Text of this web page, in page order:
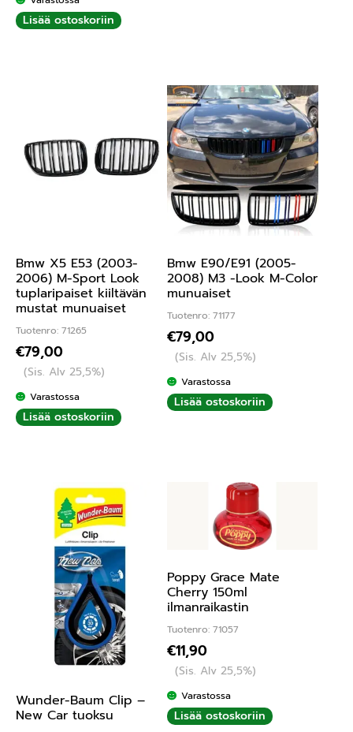
Lisää ostoskoriin
Bmw X5 E53 (2003-
2006) M-Sport Look
tuplaripaiset kiiltävän
mustat munuaiset
Tuotenro: 71265
€79,00
(Sis. Alv 25,5%)
Varastossa
Lisää ostoskoriin
Bmw E90/E91 (2005-
2008) M3 -Look M-Color
munuaiset
Tuotenro: 71177
€79,00
(Sis. Alv 25,5%)
Varastossa
Lisää ostoskoriin
Wunder-Baum Clip –
New Car tuoksu
Poppy Grace Mate
Cherry 150ml
ilmanraikastin
Tuotenro: 71057
€11,90
(Sis. Alv 25,5%)
Varastossa
Lisää ostoskoriin